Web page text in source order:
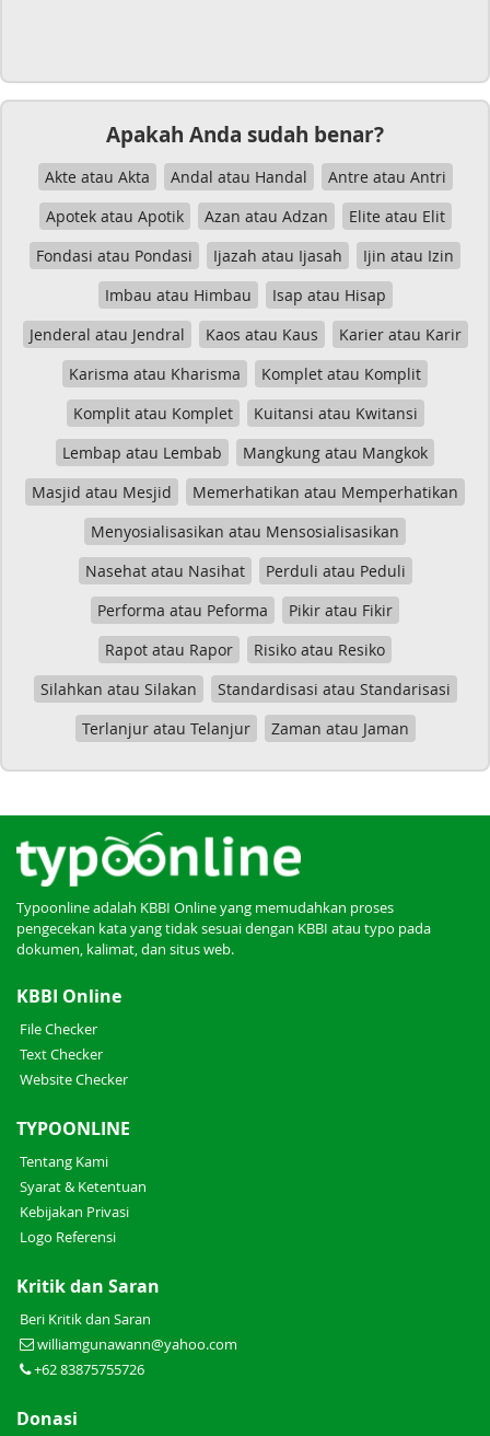
Apakah Anda sudah benar?
Akte atau Akta Andal atau Handal
Antre atau Antri
Apotek atau Apotik
Azan atau Adzan
Elite atau Elit
Fondasi atau Pondasi
Ijazah atau Ijasah
Ijin atau Izin
Imbau atau Himbau
Isap atau Hisap
Jenderal atau Jendral
Kaos atau Kaus
Karier atau Karir
Karisma atau Kharisma
Komplet atau Komplit
Komplit atau Komplet
Kuitansi atau Kwitansi
Lembap atau Lembab
Mangkung atau Mangkok
Masjid atau Mesjid
Memerhatikan atau Memperhatikan
Menyosialisasikan atau Mensosialisasikan
Nasehat atau Nasihat
Perduli atau Peduli
Performa atau Peforma
Pikir atau Fikir
Rapot atau Rapor
Risiko atau Resiko
Silahkan atau Silakan
Standardisasi atau Standarisasi
Terlanjur atau Telanjur
Zaman atau Jaman
Typoonline adalah KBBI Online yang memudahkan proses
pengecekan kata yang tidak sesuai dengan KBBI atau typo pada
dokumen, kalimat, dan situs web.
KBBI Online
File Checker
Text Checker
Website Checker
TYPOONLINE
Tentang Kami
Syarat & Ketentuan
Kebijakan Privasi
Logo Referensi
Kritik dan Saran
Beri Kritik dan Saran
williamgunawann@yahoo.com
+62 83875755726
Donasi